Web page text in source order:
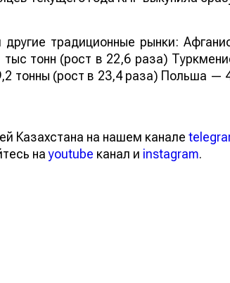
традиционные рынки:
тонн (рост в 22,6 раза)
тонны (рост в 23,4 раза) Польша —
Казахстана на нашем канале
наyoutube канал и instagram.